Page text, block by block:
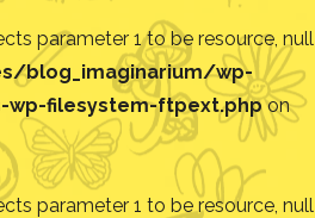
parameter 1 to be resource, null
blog_imaginarium/wp-
filesystem-ftpext.phpon
parameter 1 to be resource, null